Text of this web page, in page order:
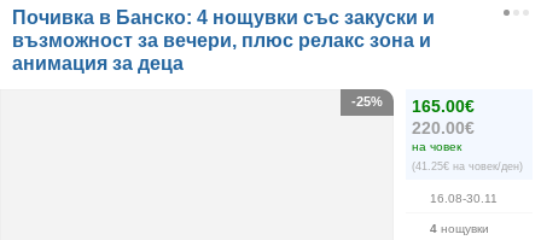
Почивка в Банско: 4 нощувки със закуски и
възможност за вечери, плюс релакс зона и
анимация за деца
165.00€
220.00€
на човек
(41.25€ на човек/ден)
16.08-30.11
4 нощувки
-25%